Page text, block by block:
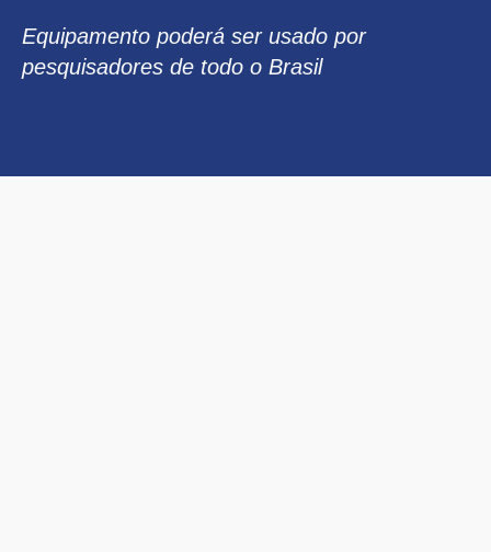
Equipamento poderá ser usado por
pesquisadores de todo o Brasil